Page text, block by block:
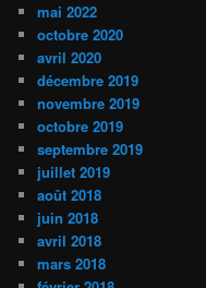
mai 2022
octobre 2020
avril 2020
décembre 2019
novembre 2019
octobre 2019
septembre 2019
juillet 2019
août 2018
juin 2018
avril 2018
mars 2018